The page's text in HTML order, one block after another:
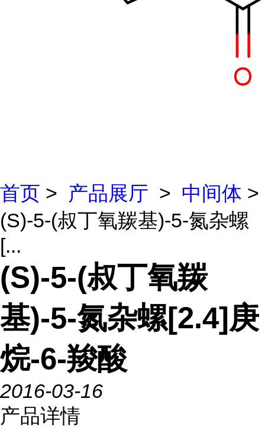
首页 > 产品展厅 > 中间体 >
(S)-5-(叔丁氧羰基)-5-氮杂螺
[...
(S)-5-(叔丁氧羰
基)-5-氮杂螺[2.4]庚
烷-6-羧酸
2016-03-16
产品详情